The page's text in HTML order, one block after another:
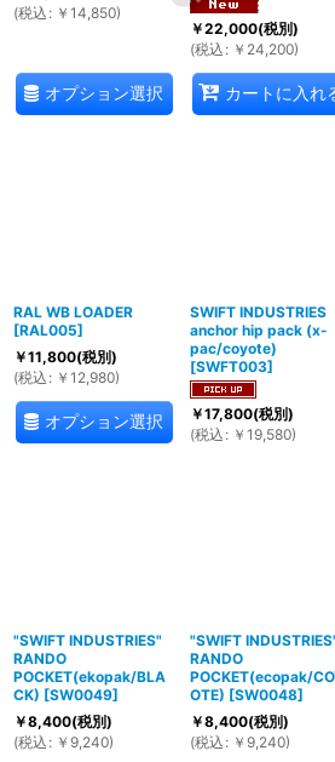
(税込 : ￥ 14,850)
オプション選択
￥22,000(税別)
(税込 : ￥ 24,200)
カートに入れ
RAL WB LOADER
[RAL005]
￥11,800(税別)
(税込 : ￥ 12,980)
オプション選択
SWIFT INDUSTRIES
anchor hip pack (x-
pac/coyote)
[SWFT003]
￥17,800(税別)
(税込 : ￥ 19,580)
"SWIFT INDUSTRIES"
RANDO
POCKET(ekopak/BLA
CK) [SW0049]
￥8,400(税別)
(税込 : ￥ 9,240)
"SWIFT
RANDO
POCKET(ecopak/
OTE) [SW0048]
￥8,400(税別)
(税込 : ￥ 9,240)